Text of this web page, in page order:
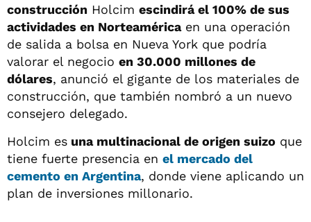
construcción Holcim escindirá el 100% de sus
actividades en Norteaméricaen una operación
de salida a bolsa en Nueva York que podría
valorar el negocio en 30.000 millones de
dólares, anunció el gigante de los materiales de
construcción, que también nombró a un nuevo
consejero delegado.
Holcim es una multinacional de origen suizo que
tiene fuerte presencia en el mercado del
cemento en Argentina, donde viene aplicando un
plan de inversiones millonario.